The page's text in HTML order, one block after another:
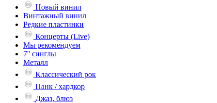
Новый винил
Винтажный винил
Редкие пластинки
Концерты (Live)
Мы рекомендуем
7'' синглы
Металл
Классический рок
Панк / хардкор
Джаз, блюз